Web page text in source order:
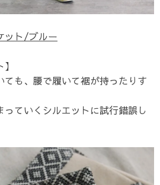
ット/ブルー
ても、腰で履いて裾が持ったりす
ていくシルエットに試行錯誤し